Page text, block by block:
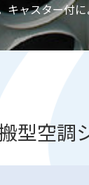
ャスター付に
型空調